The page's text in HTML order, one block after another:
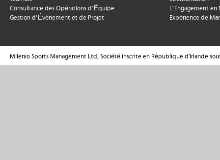
Consultance des Opérations d’Équipe
Gestion d’Événement et de Projet
L’Engagement
Expérience de
Milenio Sports Management Ltd, Société inscrite en République d'Irlande